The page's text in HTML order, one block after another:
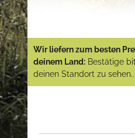
Wir liefern zum besten
deinem Land: Bestätige
deinen Standort zu sehen...